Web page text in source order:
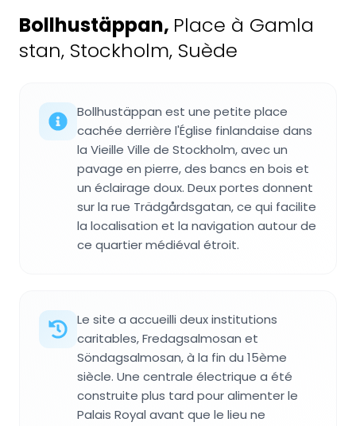
Bollhustäppan, Place à Gamla
stan, Stockholm, Suède
Bollhustäppan est une petite place
cachée derrière l'Église finlandaise dans
la Vieille Ville de Stockholm, avec un
pavage en pierre, des bancs en bois et
un éclairage doux. Deux portes donnent
sur la rue Trädgårdsgatan, ce qui facilite
la localisation et la navigation autour de
ce quartier médiéval étroit.
Le site a accueilli deux institutions
caritables, Fredagsalmosan et
Söndagsalmosan, à la fin du 15ème
siècle. Une centrale électrique a été
construite plus tard pour alimenter le
Palais Royal avant que le lieu ne